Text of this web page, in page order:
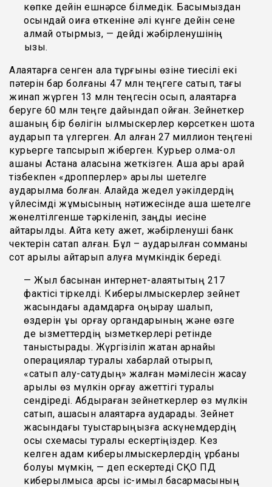
көпке дейін ешнәрсе білмедік. Басымыздан
осындай оқиға өткеніне әлі күнге дейін сене
алмай отырмыз, — дейді жәбірленушінің
қызы.
Алаяқтарға сенген қала тұрғыны өзіне тиесілі екі
пәтерін бар болғаны 47 млн теңгеге сатып, тағы
жинап жүрген 13 млн теңгесін қосып, алаяқтарға
беруге 60 млн теңге дайындап қойған. Зейнеткер
ақшаның бір бөлігін қылмыскерлер көрсеткен шотқа
аударып та үлгерген. Ал қалған 27 миллион теңгені
курьерге тапсырып жіберген. Курьер қолма-қол
ақшаны Астана қаласына жеткізген. Ақша ары қарай
тізбекпен «дропперлер» арқылы шетелге
аударылмақ болған. Алайда жедел уәкілдердің
үйлесімді жұмысының нәтижесінде ақша шетелге
жөнелтілгенше тәркіленіп, заңды иесіне
қайтарылды. Айта кету қажет, жәбірленуші банк
чектерін сақтап қалған. Бұл – аударылған сомманы
сот арқылы қайтарып алуға мүмкіндік береді.
— Жыл басынан интернет-алаяқтықтың 217
фактісі тіркелді. Киберқылмыскерлер зейнет
жасындағы адамдарға қоңырау шалып,
өздерін құқық қорғау органдарының және өзге
де қызметтердің қызметкерлері ретінде
таныстырады. Жүргізіліп жатқан арнайы
операциялар туралы хабарлай отырып,
«сатып алу-сатудың» жалған мәмілесін жасау
арқылы өз мүлкін қорғау қажеттігі туралы
сендіреді. Абдыраған зейнеткерлер өз мүлкін
сатып, ақшасын алаяқтарға аударады. Зейнет
жасындағы туыстарыңызға қаскүнемдердің
осы схемасы туралы ескертіңіздер. Кез
келген адам киберқылмыскерлердің құрбаны
болуы мүмкін, — деп ескертеді СҚО ПД
киберқылмысқа қарсы іс-қимыл басқармасының